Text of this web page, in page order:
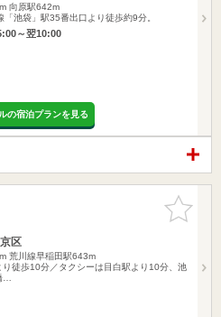
向原駅642m
「池袋」駅35番出口より徒歩約9分。
～翌10:00
の宿泊プランを見る
お気に入
りに追加
区
荒川線早稲田駅643m
り徒歩10分／タクシーは目白駅より10分、池
…